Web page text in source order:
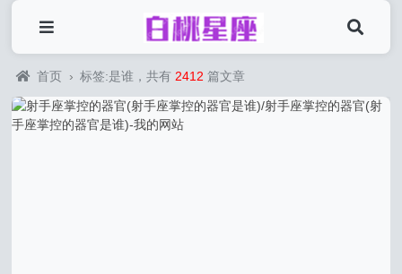
首页 › 标签:是谁，共有 2412 篇文章